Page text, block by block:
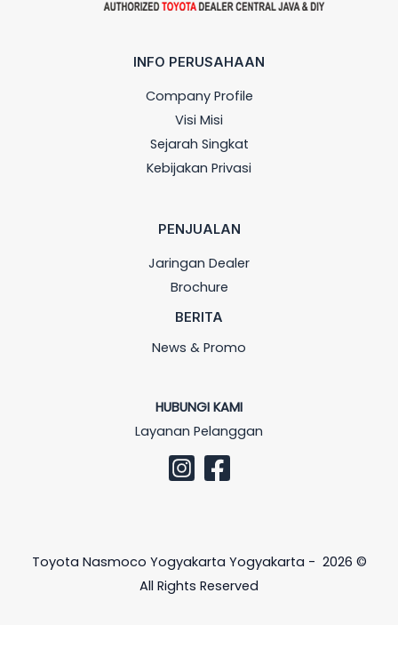
INFO PERUSAHAAN
Company Profile
Visi Misi
Sejarah Singkat
Kebijakan Privasi
PENJUALAN
Jaringan Dealer
Brochure
BERITA
News & Promo
HUBUNGI KAMI
Layanan Pelanggan
Toyota Nasmoco Yogyakarta Yogyakarta - 2026 ©
All Rights Reserved